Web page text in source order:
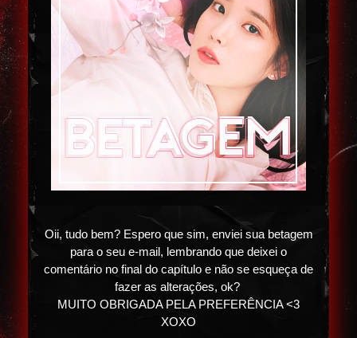
Oii, tudo bem? Espero que sim, enviei sua betagem
para o seu e-mail, lembrando que deixei o
comentário no final do capítulo e não se esqueça de
fazer as alterações, ok?
MUITO OBRIGADA PELA PREFERÊNCIA <3
XOXO